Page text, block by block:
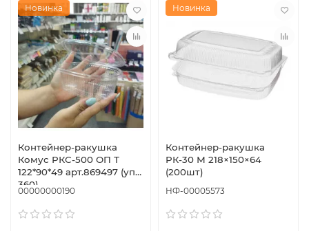
Новинка
Контейнер-ракушка
Комус РКС-500 ОП Т
122*90*49 арт.869497 (уп
360)
00000000190
Новинка
Контейнер-ракушка
РК-30 М 218×150×64
(200шт)
НФ-00005573